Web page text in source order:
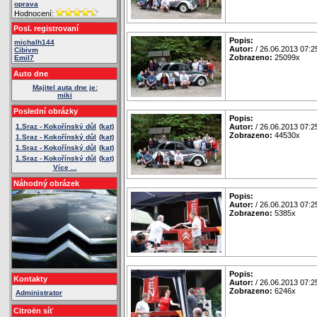
oprava
Hodnocení:
Posl. registrovaní
michalh144
Cibivm
Emil7
Auto dne
Majitel auta dne je:
miki
Poslední obrázky
1.Sraz - Kokořínský důl (kat)
1.Sraz - Kokořínský důl (kat)
1.Sraz - Kokořínský důl (kat)
1.Sraz - Kokořínský důl (kat)
Více ...
Náhodný obrázek
Kontakty
Administrator
Citroën síť
Popis:
Autor: / 26.06.2013
Zobrazeno: 25099x
Popis:
Autor: / 26.06.2013
Zobrazeno: 44530x
Popis:
Autor: / 26.06.2013
Zobrazeno: 5385x
Popis:
Autor: / 26.06.2013
Zobrazeno: 6246x